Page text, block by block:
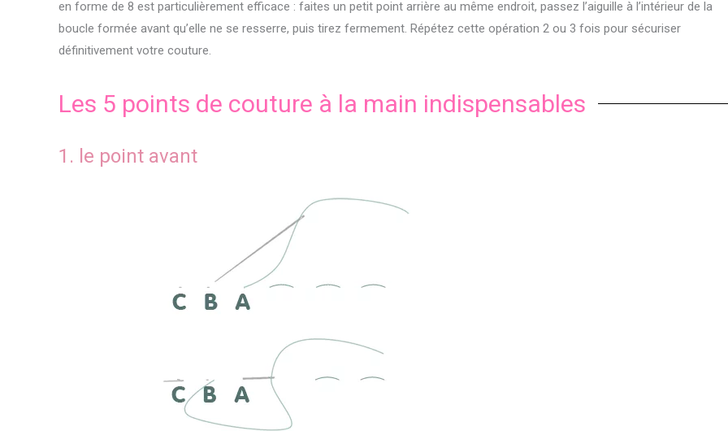
en forme de 8 est particulièrement efficace : faites un petit point arrière au même endroit, passez l’aiguille à l’intérieur de la
boucle formée avant qu’elle ne se resserre, puis tirez fermement. Répétez cette opération 2 ou 3 fois pour sécuriser
définitivement votre couture.
Les 5 points de couture à la main indispensables
1. le point avant